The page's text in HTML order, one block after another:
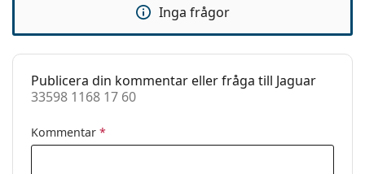
Putsduk:
Övrigt
Kön:
Kategori:
Glasögon
Inga frågor
Publicera din kommentar eller fråga till Jaguar
33598 1168 17 60
Kommentar *